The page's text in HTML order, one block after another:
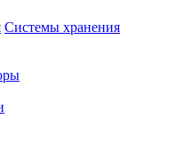
Системы хранения